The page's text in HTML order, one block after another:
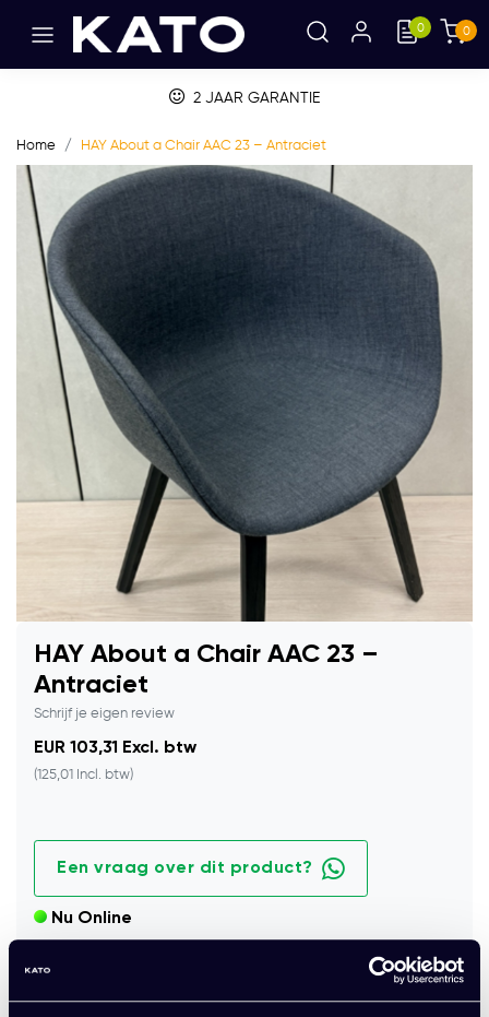
0 0
2 JAAR GARANTIE
Home HAY About a Chair AAC 23 – Antraciet
HAY About a Chair AAC 23 –
Antraciet
Schrijf je eigen review
EUR 103,31 Excl. btw
(125,01 Incl. btw)
Een vraag over dit product?
Nu Online
Duurzame HAY About a Chair AAC 23 stoelen in antraciet.